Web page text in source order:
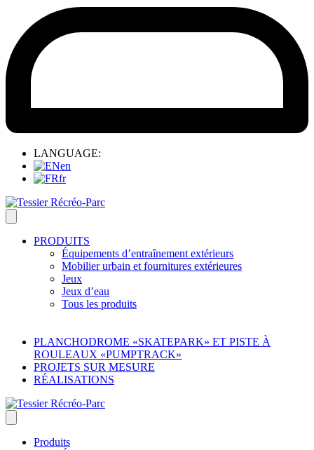
LANGUAGE:
en
fr
PRODUITS
Équipements d’entraînement extérieurs
Mobilier urbain et fournitures extérieures
Jeux
Jeux d’eau
Tous les produits
PLANCHODROME «SKATEPARK» ET PISTE À
ROULEAUX «PUMPTRACK»
PROJETS SUR MESURE
RÉALISATIONS
Produits